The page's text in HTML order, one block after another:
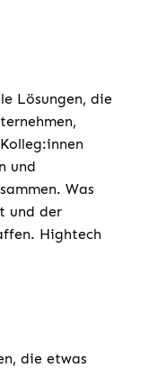
Lösungen, die
und
Was
und der
Hightech
die etwas